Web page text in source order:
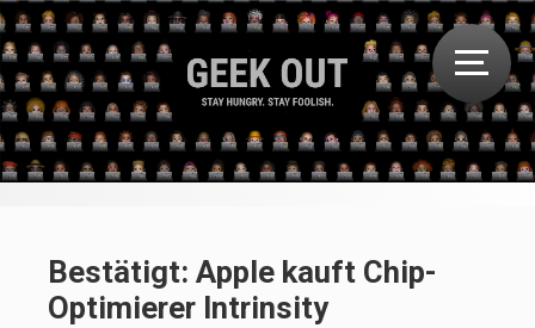
Bestätigt: Apple kauft Chip-
Optimierer Intrinsity